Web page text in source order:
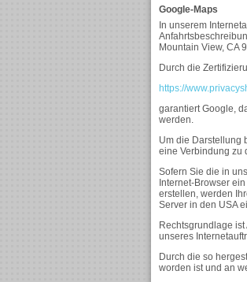
Google-Maps
In unserem
Mountain View, CA
Durch die
https://
garantiert Google,
werden.
Um die Darstellung
eine Verbindung zu
Sofern Sie die in
Internet-Browser
erstellen, werden
Server in den USA
Rechtsgrundlage
unseres
Durch die so
worden ist und an